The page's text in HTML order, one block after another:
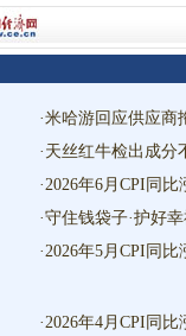
·米哈游回应供应商
· 天丝红牛检出成分
·2026年6月CPI同比
·守住钱袋子·护好
·2026年5月CPI同比
·2026年4月CPI同比